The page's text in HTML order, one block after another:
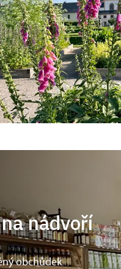
nádvoří
obchůdek